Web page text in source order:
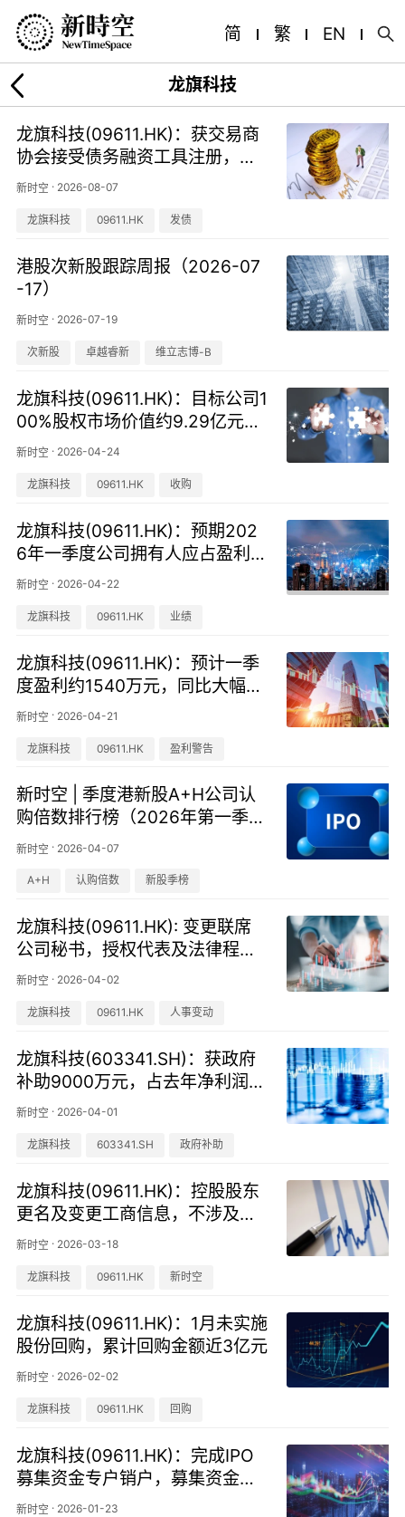
简 繁 EN
龙旗科技
龙旗科技(09611.HK)：获交易商
协会接受债务融资工具注册，注
册金额30亿元、额度有效期2年
新时空 · 2026-08-07
龙旗科技 09611.HK 发债
港股次新股跟踪周报（2026-07
-17）
新时空 · 2026-07-19
次新股 卓越睿新 维立志博-B
龙旗科技(09611.HK)：目标公司1
00%股权市场价值约9.29亿元，
主要客户为北美大客户
新时空 · 2026-04-24
龙旗科技 09611.HK 收购
龙旗科技(09611.HK)：预期202
6年一季度公司拥有人应占盈利约
为1540万人民币元
新时空 · 2026-04-22
龙旗科技 09611.HK 业绩
龙旗科技(09611.HK)：预计一季
度盈利约1540万元，同比大幅下
降90%
新时空 · 2026-04-21
龙旗科技 09611.HK 盈利警告
新时空 | 季度港新股A+H公司认
购倍数排行榜（2026年第一季
度）
新时空 · 2026-04-07
A+H 认购倍数 新股季榜
龙旗科技(09611.HK): 变更联席
公司秘书，授权代表及法律程序
文件代理人
新时空 · 2026-04-02
龙旗科技 09611.HK 人事变动
龙旗科技(603341.SH)：获政府
补助9000万元，占去年净利润1
5.38%
新时空 · 2026-04-01
龙旗科技 603341.SH 政府补助
龙旗科技(09611.HK)：控股股东
更名及变更工商信息，不涉及持
股变动
新时空 · 2026-03-18
龙旗科技 09611.HK 新时空
龙旗科技(09611.HK)：1月未实施
股份回购，累计回购金额近3亿元
新时空 · 2026-02-02
龙旗科技 09611.HK 回购
龙旗科技(09611.HK)：完成IPO
募集资金专户销户，募集资金已
全额使用完毕
新时空 · 2026-01-23